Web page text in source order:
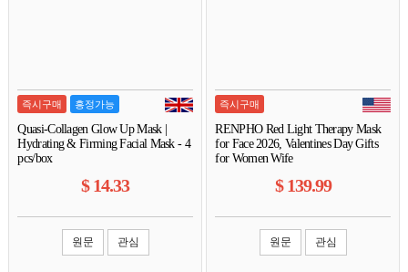
즉시구매 흥정가능
Quasi-Collagen Glow Up Mask |
Hydrating & Firming Facial Mask - 4
pcs/box
$14.33
원문 관심
즉시구매
RENPHO Red Light Therapy Mask
for Face 2026, Valentines Day Gifts
for Women Wife
$139.99
원문 관심